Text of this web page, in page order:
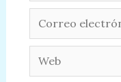
electrónico*